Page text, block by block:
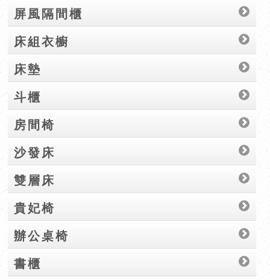
屏風隔間櫃
床組衣櫥
床墊
斗櫃
房間椅
沙發床
雙層床
貴妃椅
辦公桌椅
書櫃